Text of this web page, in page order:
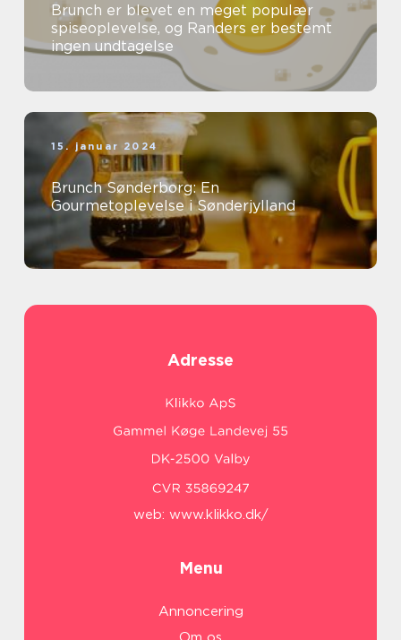
Brunch er blevet en meget populær
spiseoplevelse, og Randers er bestemt
ingen undtagelse
15. januar 2024
Brunch Sønderborg: En
Gourmetoplevelse i Sønderjylland
Adresse
web: www.klikko.dk/
Menu
Annoncering